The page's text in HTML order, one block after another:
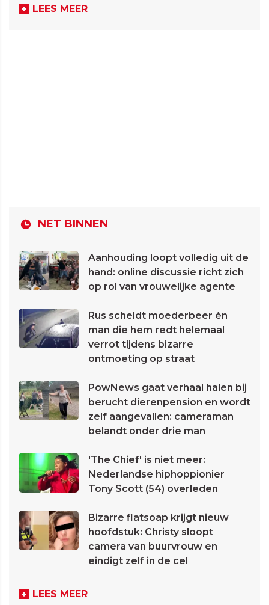
LEES MEER
NET BINNEN
Aanhouding loopt volledig uit de
hand: online discussie richt zich
op rol van vrouwelijke agente
Rus scheldt moederbeer én
man die hem redt helemaal
verrot tijdens bizarre
ontmoeting op straat
PowNews gaat verhaal halen bij
berucht dierenpension en wordt
zelf aangevallen: cameraman
belandt onder drie man
'The Chief' is niet meer:
Nederlandse hiphoppionier
Tony Scott (54) overleden
Bizarre flatsoap krijgt nieuw
hoofdstuk: Christy sloopt
camera van buurvrouw en
eindigt zelf in de cel
LEES MEER